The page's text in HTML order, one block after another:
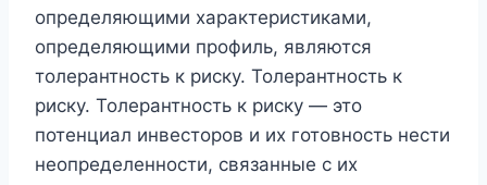
определяющими характеристиками,
определяющими профиль, являются
толерантность к риску. Толерантность к
риску. Толерантность к риску — это
потенциал инвесторов и их готовность нести
неопределенности, связанные с их